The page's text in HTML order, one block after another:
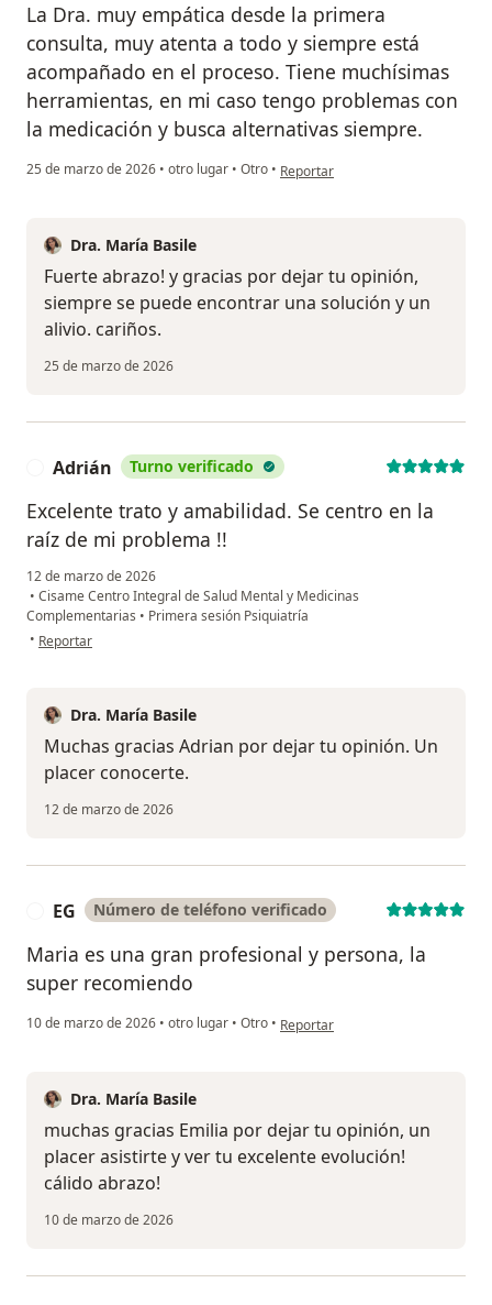
La Dra. muy empática desde la primera
consulta, muy atenta a todo y siempre está
acompañado en el proceso. Tiene muchísimas
herramientas, en mi caso tengo problemas con
la medicación y busca alternativas siempre.
25 de marzo de 2026 • otro lugar • Otro • en opinión del usuario VB
Reportar
Dra. María Basile
Fuerte abrazo! y gracias por dejar tu opinión,
siempre se puede encontrar una solución y un
alivio. cariños.
25 de marzo de 2026
Adrián Turno verificado
Excelente trato y amabilidad. Se centro en la
raíz de mi problema !!
12 de marzo de 2026
• Cisame Centro Integral de Salud Mental y Medicinas
Complementarias • Primera sesión Psiquiatría
• en opinión del usuario Adrián
Reportar
Dra. María Basile
Muchas gracias Adrian por dejar tu opinión. Un
placer conocerte.
12 de marzo de 2026
EG Número de teléfono verificado
Maria es una gran profesional y persona, la
super recomiendo
10 de marzo de 2026 • otro lugar • Otro • en opinión del usuario EG
Reportar
Dra. María Basile
muchas gracias Emilia por dejar tu opinión, un
placer asistirte y ver tu excelente evolución!
cálido abrazo!
10 de marzo de 2026